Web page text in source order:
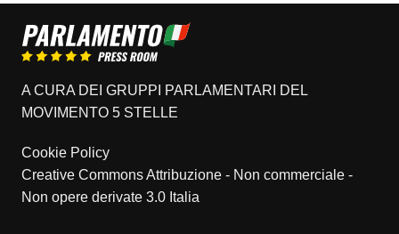
A CURA DEI GRUPPI PARLAMENTARI DEL
MOVIMENTO 5 STELLE
Cookie Policy
Creative Commons Attribuzione - Non commerciale -
Non opere derivate 3.0 Italia